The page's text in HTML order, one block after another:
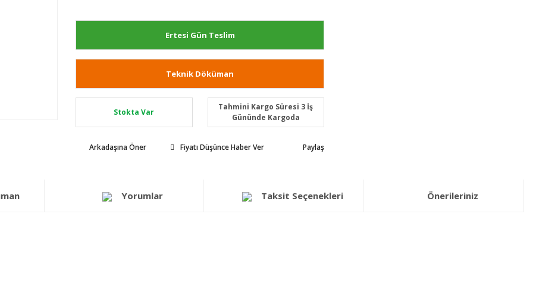
Ertesi Gün Teslim
Teknik Döküman
Stokta Var
Tahmini Kargo Süresi 3 İş
Gününde Kargoda
Arkadaşına Öner Fiyatı Düşünce Haber Ver Paylaş
Yorumlar Taksit Seçenekleri Önerileriniz